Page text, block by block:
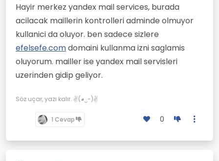
Çevrimdışı
Hayir merkez yandex mail services, burada
acilacak maillerin kontrolleri adminde olmuyor
kullanici da oluyor. ben sadece sizlere
efelsefe.comdomaini kullanma izni saglamis
oluyorum. mailler ise yandex mail servisleri
uzerinden gidip geliyor.
Söz uçar, yazı kalır. ✌(◕‿-)✌
1 Cevap 0